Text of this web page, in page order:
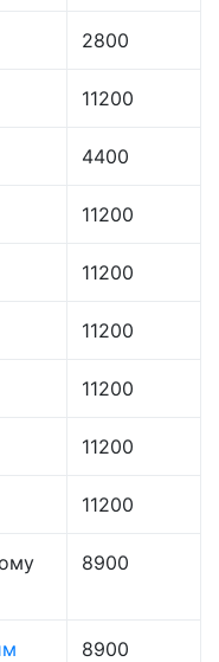
2800
11200
4400
11200
11200
11200
11200
11200
11200
8900
8900